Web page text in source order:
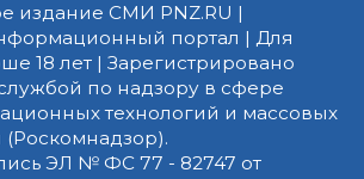
издание СМИ PNZ.RU |
портал | Для
18 лет | Зарегистрировано
по надзору в сфере
технологий и массовых
ЭЛ № ФС 77 - 82747 от